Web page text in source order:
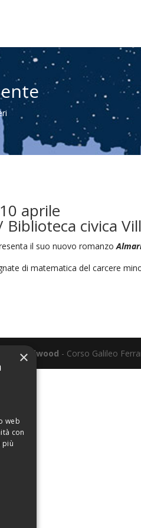
aprile
Biblioteca civica
il suo nuovo romanzo
di matematica del carcere
da Elwood - Corso Galileo
×
web
con
più